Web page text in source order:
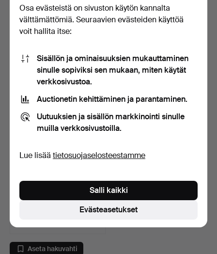
DORA JUNG. PIIRUSTUS,
pellavadamasti kuvak…
1 959 USD
HUGO BACKMANSSON.
173 USD
EDUARD WIIRALT.
Kollaasi, painokuvilla, pi…
Myyty 15 kesä 2021
esine Aseta hakuvahti
Osa evästeistä on sivuston käytön kannalta
välttämättömiä. Seuraavien evästeiden käyttöä
voit hallita itse:
Sisällön ja ominaisuuksien mukauttaminen
sinulle sopiviksi sen mukaan, miten käytät
verkkosivustoa.
Auctionetin kehittäminen ja parantaminen.
Uutuuksien ja sisällön markkinointi sinulle
muilla verkkosivustoilla.
Lue lisää tietosuojaselosteestamme
Evästeasetukset
Salli kaikki